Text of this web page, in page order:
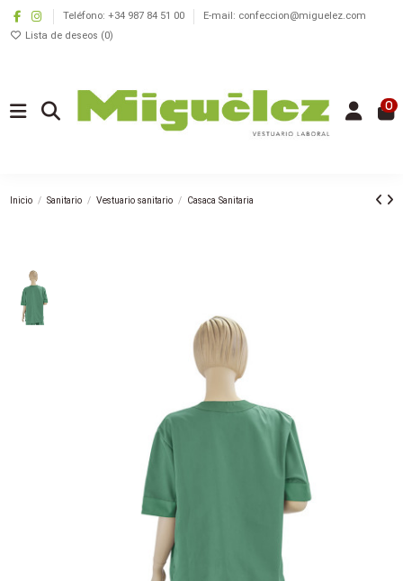
Teléfono: +34 987 84 51 00
E-mail: confeccion@miguelez.com
Lista de deseos (0)
0
Inicio Sanitario Vestuario sanitario Casaca Sanitaria